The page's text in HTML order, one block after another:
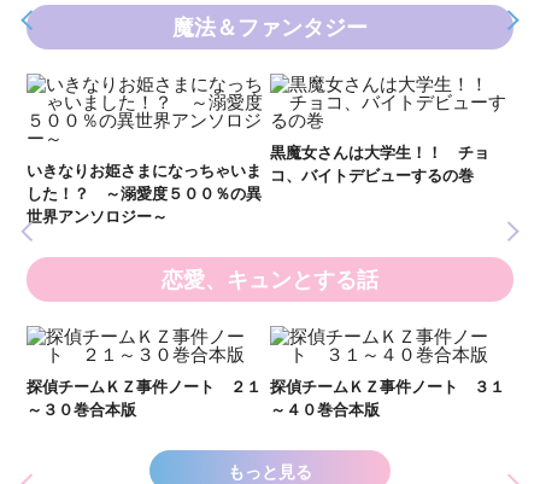
魔法＆ファンタジー
コ、バイトデビューするの巻
新 妖界ナビ・ルナ１～１１ 全
１１巻合本版
恋愛、キュンとする話
探偵チームＫＺ事件ノート ３１
～４０巻合本版
探偵チームＫＺ事件ノート １１
～２０巻合本版
もっと見る